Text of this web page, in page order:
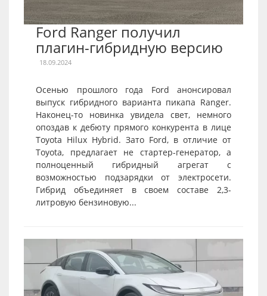
Ford Ranger получил
плагин-гибридную версию
18.09.2024
Осенью прошлого года Ford анонсировал
выпуск гибридного варианта пикапа Ranger.
Наконец-то новинка увидела свет, немного
опоздав к дебюту прямого конкурента в лице
Toyota Hilux Hybrid. Зато Ford, в отличие от
Toyota, предлагает не стартер-генератор, а
полноценный гибридный агрегат с
возможностью подзарядки от электросети.
Гибрид объединяет в своем составе 2,3-
литровую бензиновую...